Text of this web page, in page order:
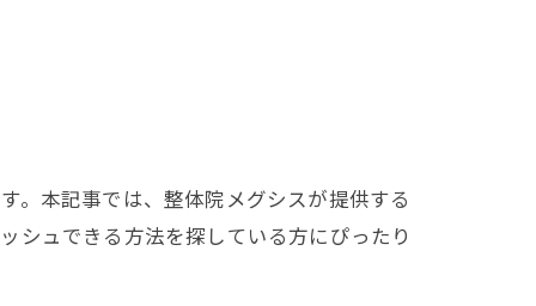
。本記事では、整体院メグシスが提供する
シュできる方法を探している方にぴったり